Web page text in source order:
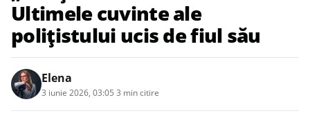
Ultimele cuvinte ale
polițistului ucis de fiul său
Elena
3 iunie 2026, 03:05 3 min citire